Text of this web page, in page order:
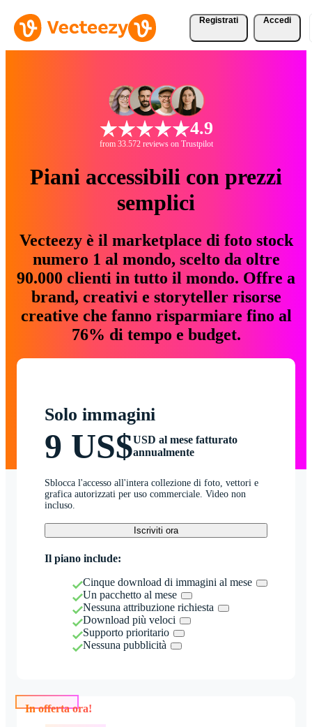
Registrati Accedi
4.9
from 33.572 reviews on Trustpilot
Piani accessibili con prezzi
semplici
Vecteezy è il marketplace di foto stock
numero 1 al mondo, scelto da oltre
90.000 clienti in tutto il mondo. Offre a
brand, creativi e storyteller risorse
creative che fanno risparmiare fino al
76% di tempo e budget.
Solo immagini
9 US$USD al mese fatturato
annualmente
Sblocca l'accesso all'intera collezione di foto, vettori e
grafica autorizzati per uso commerciale. Video non
incluso.
Iscriviti ora
Il piano include:
Cinque download di immagini al mese
Un pacchetto al mese
Nessuna attribuzione richiesta
Download più veloci
Supporto prioritario
Nessuna pubblicità